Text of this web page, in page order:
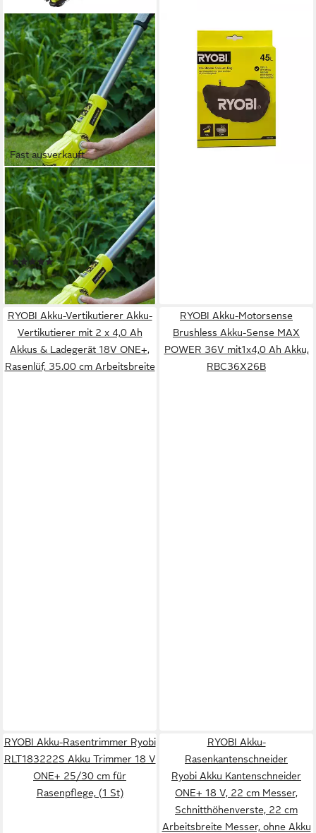
Fast ausverkauft
RYOBI
Akku-Rasentrimmer Teleskop
Akku-Rasentrimmer ONE+ 18
V, Rasenkantenschneider
ohne Akku &
(1)
74,50 €
lieferbar - in 3-4 Werktagen bei dir
Gartenpflege-Set Ryobi
RAC396 Universal-Fangsack
45 l Ø12 cm für Garten-
Blas/Sauggeräte
lieferbar - in 3-4 Werktagen bei dir
RYOBI Akku-Vertikutierer Akku-
Vertikutierer mit 2 x 4,0 Ah
Akkus & Ladegerät 18V ONE+,
Rasenlüf, 35.00 cm Arbeitsbreite
RYOBI Akku-Motorsense
Brushless Akku-Sense MAX
POWER 36V mit1x4,0 Ah Akku,
RBC36X26B
RYOBI Akku-Rasentrimmer Ryobi
RLT183222S Akku Trimmer 18 V
ONE+ 25/30 cm für
Rasenpflege, (1 St)
RYOBI Akku-
Rasenkantenschneider
Ryobi Akku Kantenschneider
ONE+ 18 V, 22 cm Messer,
Schnitthöhenverste, 22 cm
Arbeitsbreite Messer, ohne Akku